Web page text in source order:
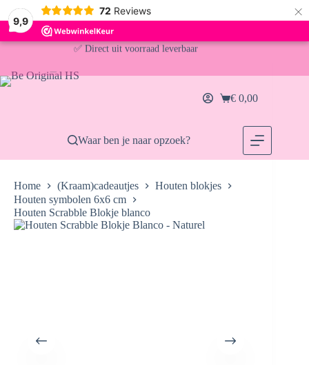
9,9
72 Reviews ×
Ga
inhoud
✅ Direct uit voorraad leverbaar
Winkelwagen
€ 0,00
Waar ben je naar opzoek?
Home (Kraam)cadeautjes
Houten blokjes
Houten symbolen 6x6 cm
Houten Scrabble Blokje blanco